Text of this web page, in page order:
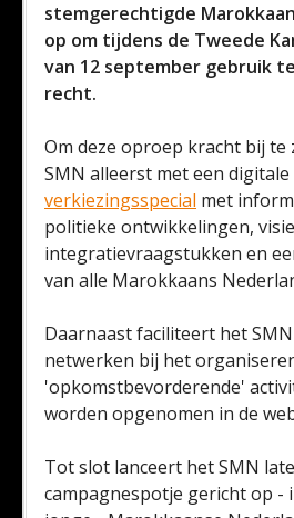
stemgerechtigde
op om tijdens de Tweede
van 12 september gebruik
recht.
Om deze oproep kracht bij
SMN alleerst met een digitale
verkiezingsspecial met
politieke ontwikkelingen,
integratievraagstukken en
van alle Marokkaans
Daarnaast faciliteert het
netwerken bij het
'opkomstbevorderende'
worden opgenomen in de
Tot slot lanceert het SMN
campagnespotje gericht op -